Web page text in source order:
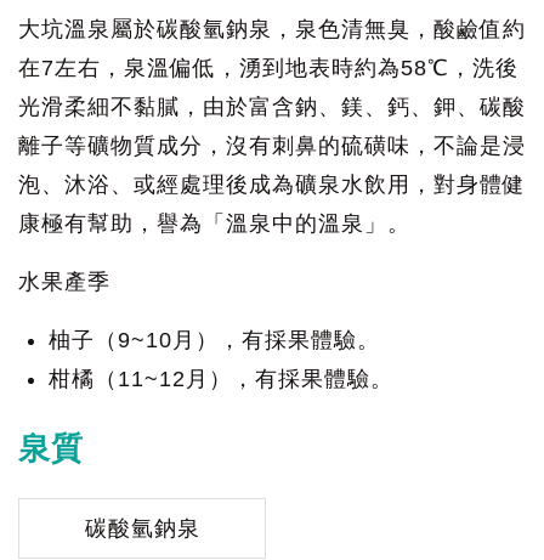
大坑溫泉屬於碳酸氫鈉泉，泉色清無臭，酸鹼值約
在7左右，泉溫偏低，湧到地表時約為58℃，洗後
光滑柔細不黏膩，由於富含鈉、鎂、鈣、鉀、碳酸
離子等礦物質成分，沒有刺鼻的硫磺味，不論是浸
泡、沐浴、或經處理後成為礦泉水飲用，對身體健
康極有幫助，譽為「溫泉中的溫泉」。
水果產季
柚子（9~10月），有採果體驗。
柑橘（11~12月），有採果體驗。
泉質
碳酸氫鈉泉